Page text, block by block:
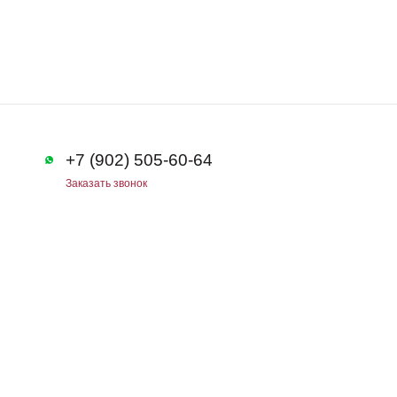
+7 (902) 505-60-64
Заказать звонок